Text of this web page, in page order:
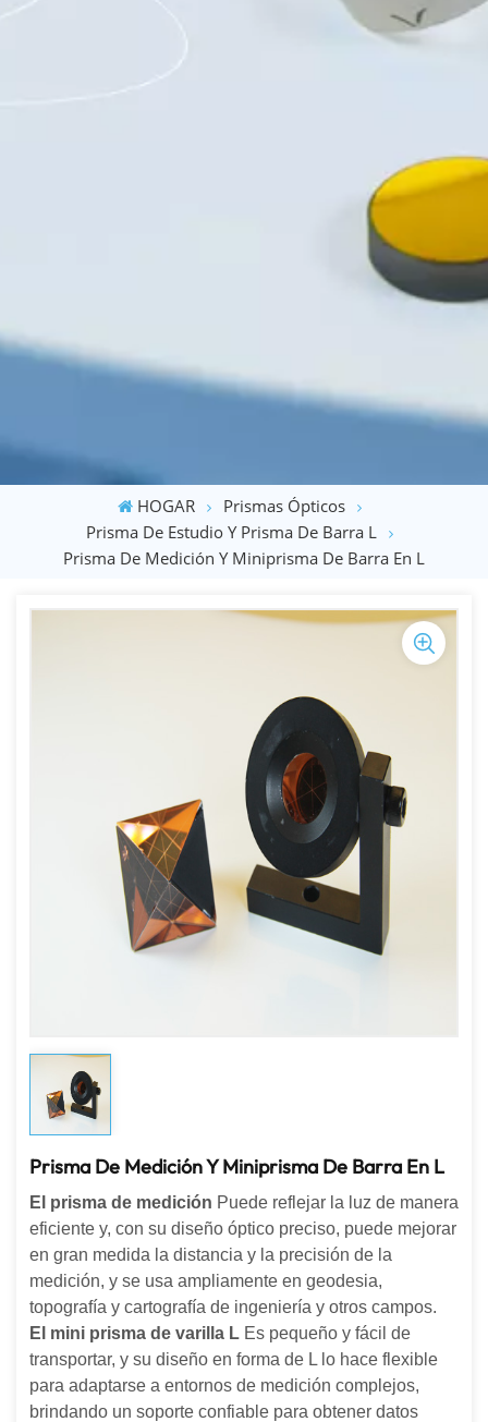
HOGAR
Prismas Ópticos
Prisma De Estudio Y Prisma De Barra L
Prisma De Medición Y Miniprisma De Barra En L
Prisma De Medición Y Miniprisma De Barra En L
El prisma de medición Puede reflejar la luz de manera
eficiente y, con su diseño óptico preciso, puede mejorar
en gran medida la distancia y la precisión de la
medición, y se usa ampliamente en geodesia,
topografía y cartografía de ingeniería y otros campos.
El mini prisma de varilla L Es pequeño y fácil de
transportar, y su diseño en forma de L lo hace flexible
para adaptarse a entornos de medición complejos,
brindando un soporte confiable para obtener datos